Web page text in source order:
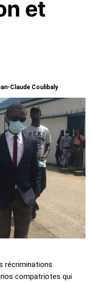
et
Claude Coulibaly
récriminations
compatriotes qui